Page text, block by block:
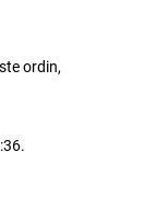
ordin,